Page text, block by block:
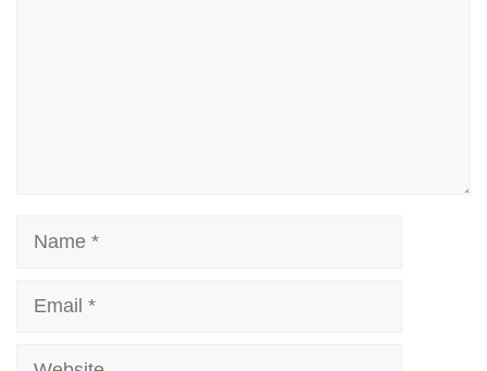
Name
Email
Website